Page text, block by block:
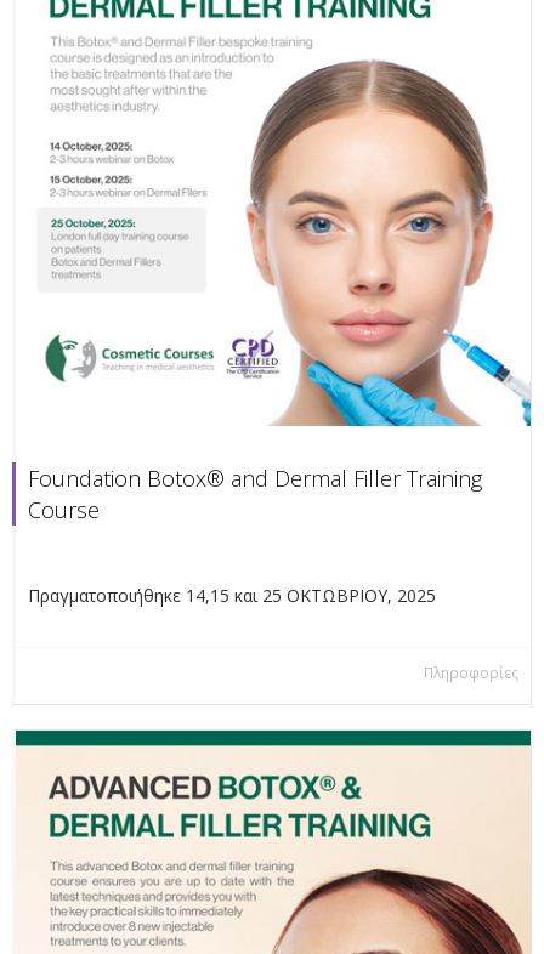
Foundation Botox® and Dermal Filler Training
Course
Πραγματοποιήθηκε 14,15 και 25 ΟΚΤΩΒΡΙΟΥ, 2025
Πληροφορίες